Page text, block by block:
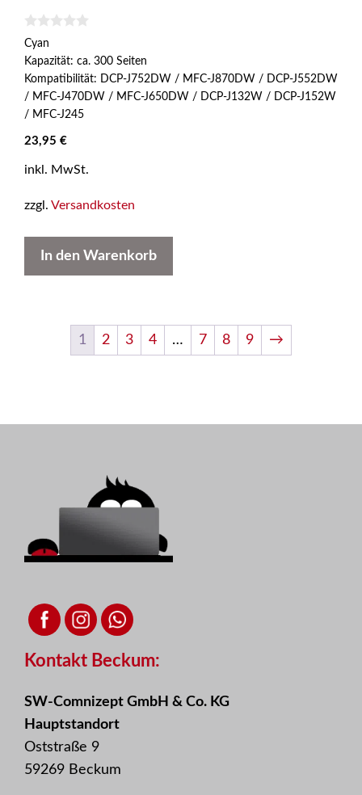
0
v
o
n
Cyan
Kapazität: ca. 300 Seiten
Kompatibilität: DCP-J752DW / MFC-J870DW / DCP-J552DW
/ MFC-J470DW / MFC-J650DW / DCP-J132W / DCP-J152W
/ MFC-J245
23,95 €
inkl. MwSt.
zzgl. Versandkosten
In den Warenkorb
1 2 3 4 … 7 8 9 →
Kontakt Beckum:
SW-Comnizept GmbH & Co. KG
Hauptstandort
Oststraße 9
59269 Beckum